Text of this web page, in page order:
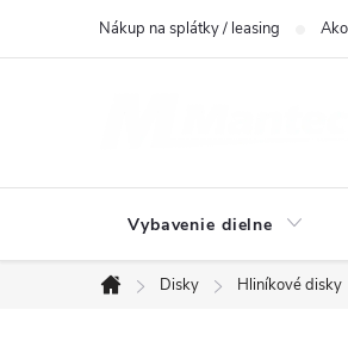
Nákup na splátky / leasing
Vybavenie dielne
Domov
Disky Hliníkové disky